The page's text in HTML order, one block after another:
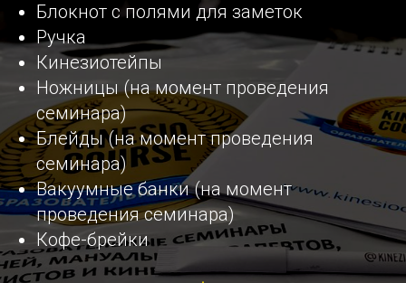
Блокнот с полями для заметок
Ручка
Кинезиотейпы
Ножницы (на момент проведения
семинара)
Блейды (на момент проведения
семинара)
Вакуумные банки (на момент
проведения семинара)
Кофе-брейки